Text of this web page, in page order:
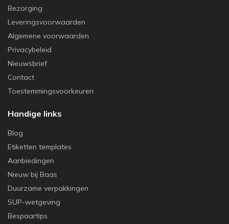
Bezorging
Leveringsvoorwaarden
Algemene voorwaarden
Privacybeleid
Nieuwsbrief
Contact
Toestemmingsvoorkeuren
Handige links
Blog
Etiketten templates
Aanbiedingen
Nieuw bij Baas
Duurzame verpakkingen
SUP-wetgeving
Bespaartips